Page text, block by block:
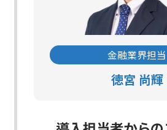
金融業界担当
徳宮 尚輝